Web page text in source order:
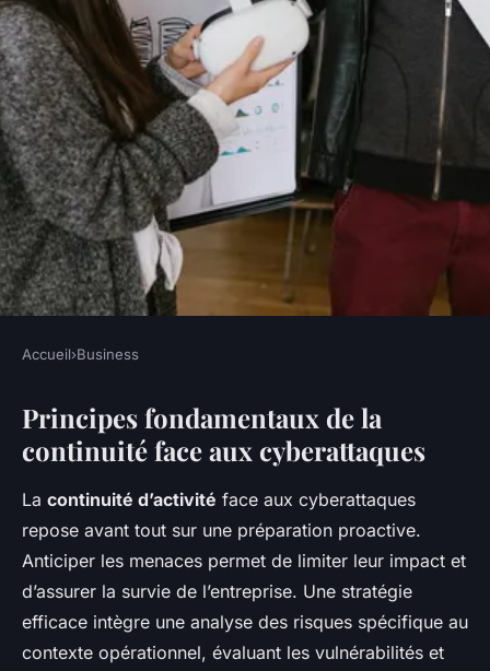
Stratégies imparables de
continuité : prêt-à-agir face
aux cyberattaques avec
efficacité
Sohan 5 mai 2025 6 min de lecture
Accueil›Business
Principes fondamentaux de la
continuité face aux cyberattaques
La continuité d’activité face aux cyberattaques
repose avant tout sur une préparation proactive.
Anticiper les menaces permet de limiter leur impact et
d’assurer la survie de l’entreprise. Une stratégie
efficace intègre une analyse des risques spécifique au
contexte opérationnel, évaluant les vulnérabilités et